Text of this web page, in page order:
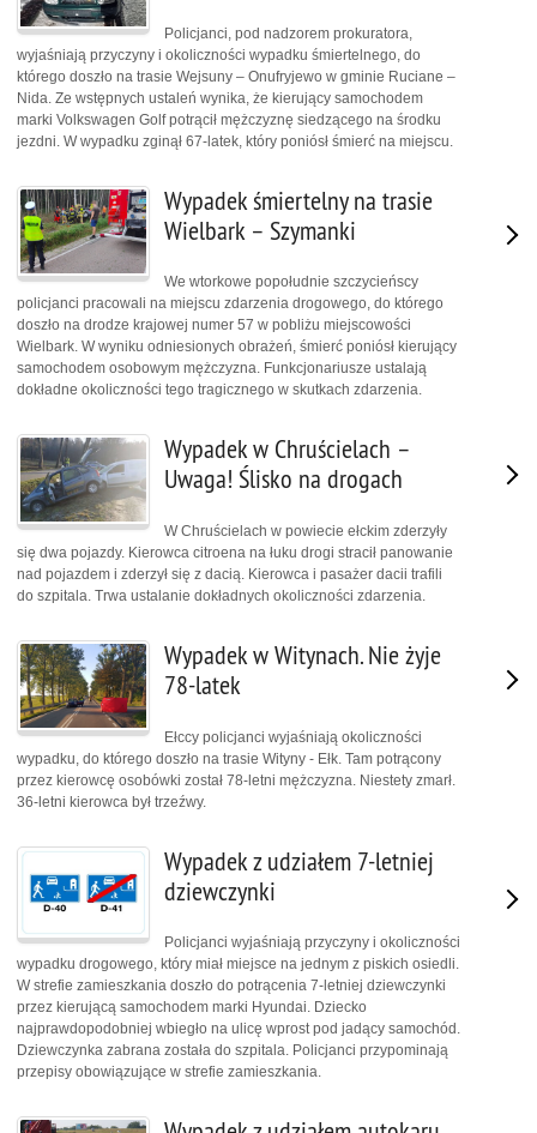
Policjanci, pod nadzorem prokuratora,
wyjaśniają przyczyny i okoliczności wypadku śmiertelnego, do
którego doszło na trasie Wejsuny – Onufryjewo w gminie Ruciane –
Nida. Ze wstępnych ustaleń wynika, że kierujący samochodem
marki Volkswagen Golf potrącił mężczyznę siedzącego na środku
jezdni. W wypadku zginął 67-latek, który poniósł śmierć na miejscu.
Wypadek śmiertelny na trasie
Wielbark – Szymanki
We wtorkowe popołudnie szczycieńscy
policjanci pracowali na miejscu zdarzenia drogowego, do którego
doszło na drodze krajowej numer 57 w pobliżu miejscowości
Wielbark. W wyniku odniesionych obrażeń, śmierć poniósł kierujący
samochodem osobowym mężczyzna. Funkcjonariusze ustalają
dokładne okoliczności tego tragicznego w skutkach zdarzenia.
Wypadek w Chruścielach –
Uwaga! Ślisko na drogach
W Chruścielach w powiecie ełckim zderzyły
się dwa pojazdy. Kierowca citroena na łuku drogi stracił panowanie
nad pojazdem i zderzył się z dacią. Kierowca i pasażer dacii trafili
do szpitala. Trwa ustalanie dokładnych okoliczności zdarzenia.
Wypadek w Witynach. Nie żyje
78-latek
Ełccy policjanci wyjaśniają okoliczności
wypadku, do którego doszło na trasie Wityny - Ełk. Tam potrącony
przez kierowcę osobówki został 78-letni mężczyzna. Niestety zmarł.
36-letni kierowca był trzeźwy.
Wypadek z udziałem 7-letniej
dziewczynki
Policjanci wyjaśniają przyczyny i okoliczności
wypadku drogowego, który miał miejsce na jednym z piskich osiedli.
W strefie zamieszkania doszło do potrącenia 7-letniej dziewczynki
przez kierującą samochodem marki Hyundai. Dziecko
najprawdopodobniej wbiegło na ulicę wprost pod jadący samochód.
Dziewczynka zabrana została do szpitala. Policjanci przypominają
przepisy obowiązujące w strefie zamieszkania.